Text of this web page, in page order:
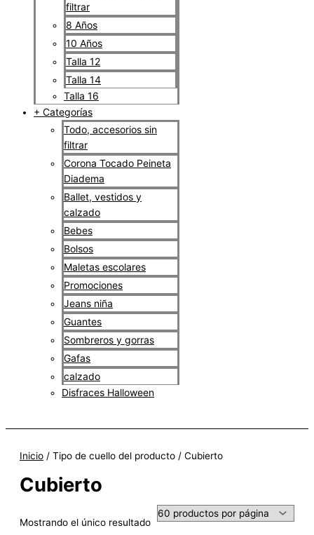
filtrar
8 Años
10 Años
Talla 12
Talla 14
Talla 16
+ Categorías
Todo, accesorios sin
filtrar
Corona Tocado Peineta
Diadema
Ballet, vestidos y
calzado
Bebes
Bolsos
Maletas escolares
Promociones
Jeans niña
Guantes
Sombreros y gorras
Gafas
calzado
Disfraces Halloween
Inicio / Tipo de cuello del producto / Cubierto
Cubierto
Mostrando el único resultado